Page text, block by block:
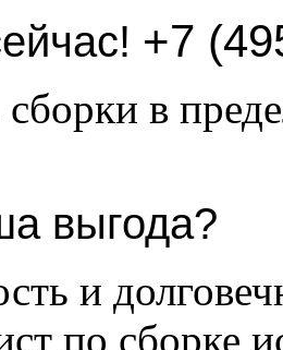
+7
сборки в
выгода?
и
по сборке